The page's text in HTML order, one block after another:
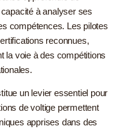
à analyser ses
compétences. Les pilotes
reconnues,
la voie à des compétitions
un levier essentiel pour
de voltige permettent
apprises dans des